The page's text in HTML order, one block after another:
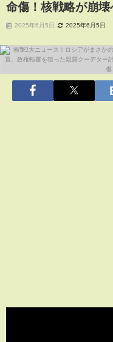
命傷！核戦略が崩壊
2025年6月5日 2025年6月5日